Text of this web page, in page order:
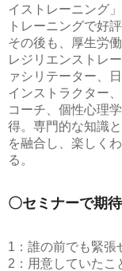
イストレーニング
トレーニングで好
その後も、厚生労
レジリエンストレ
ァシリテーター、
インストラクター
コーチ、個性心理
得。専門的な知識
を融合し、楽しく
る。
〇セミナーで期
1：誰の前でも緊張
2：用意していたこ